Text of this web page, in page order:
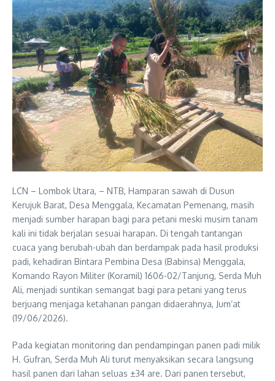
LCN – Lombok Utara, – NTB, Hamparan sawah di Dusun
Kerujuk Barat, Desa Menggala, Kecamatan Pemenang, masih
menjadi sumber harapan bagi para petani meski musim tanam
kali ini tidak berjalan sesuai harapan. Di tengah tantangan
cuaca yang berubah-ubah dan berdampak pada hasil produksi
padi, kehadiran Bintara Pembina Desa (Babinsa) Menggala,
Komando Rayon Militer (Koramil) 1606-02/Tanjung, Serda Muh
Ali, menjadi suntikan semangat bagi para petani yang terus
berjuang menjaga ketahanan pangan didaerahnya, Jum’at
(19/06/2026).
Pada kegiatan monitoring dan pendampingan panen padi milik
H. Gufran, Serda Muh Ali turut menyaksikan secara langsung
hasil panen dari lahan seluas ±34 are. Dari panen tersebut,